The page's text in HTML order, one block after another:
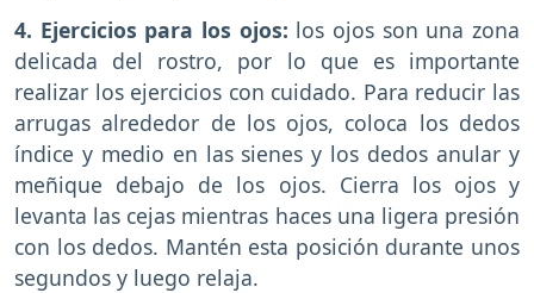
4. Ejercicios para los ojos: los ojos son una zona
delicada del rostro, por lo que es importante
realizar los ejercicios con cuidado. Para reducir las
arrugas alrededor de los ojos, coloca los dedos
índice y medio en las sienes y los dedos anular y
meñique debajo de los ojos. Cierra los ojos y
levanta las cejas mientras haces una ligera presión
con los dedos. Mantén esta posición durante unos
segundos y luego relaja.